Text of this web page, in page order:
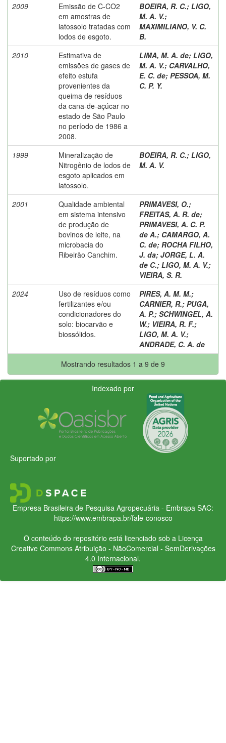
2009
Emissão de C-CO2
em amostras de
latossolo tratadas com
lodos de esgoto.
BOEIRA, R. C.; LIGO,
M. A. V.;
MAXIMILIANO, V. C.
B.
2010
Estimativa de
emissões de gases de
efeito estufa
provenientes da
queima de resíduos
da cana-de-açúcar no
estado de São Paulo
no período de 1986 a
2008.
LIMA, M. A. de; LIGO,
M. A. V.; CARVALHO,
E. C. de; PESSOA, M.
C. P. Y.
1999
Mineralização de
Nitrogênio de lodos de
esgoto aplicados em
latossolo.
BOEIRA, R. C.; LIGO,
M. A. V.
2001
Qualidade ambiental
em sistema intensivo
de produção de
bovinos de leite, na
microbacia do
Ribeirão Canchim.
PRIMAVESI, O.;
FREITAS, A. R. de;
PRIMAVESI, A. C. P.
de A.; CAMARGO, A.
C. de; ROCHA FILHO,
J. da; JORGE, L. A.
de C.; LIGO, M. A. V.;
VIEIRA, S. R.
2024
Uso de resíduos como
fertilizantes e/ou
condicionadores do
solo: biocarvão e
biossólidos.
PIRES, A. M. M.;
CARNIER, R.; PUGA,
A. P.; SCHWINGEL, A.
W.; VIEIRA, R. F.;
LIGO, M. A. V.;
ANDRADE, C. A. de
Mostrando resultados 1 a 9 de 9
Indexado por
Suportado por
Empresa Brasileira de Pesquisa Agropecuária - Embrapa SAC:
https://www.embrapa.br/fale-conosco
O conteúdo do repositório está licenciado sob a Licença
Creative CommonsAtribuição - NãoComercial - SemDerivações
4.0 Internacional.